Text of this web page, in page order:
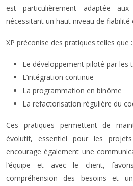
est particulièrement adaptée
nécessitant un haut niveau de
XP préconise des pratiques telles que :
Le développement piloté par les
L’intégration continue
La programmation en binôme
La refactorisation régulière du
Ces pratiques permettent de
évolutif, essentiel pour les
encourage également une
l’équipe et avec le client,
compréhension des besoins et